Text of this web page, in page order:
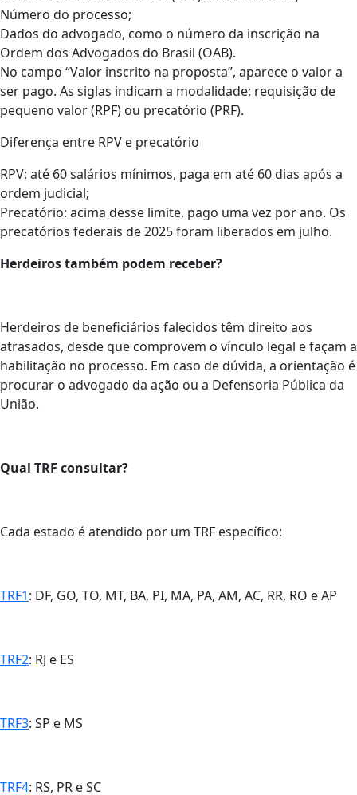
Número do processo;
Dados do advogado, como o número da inscrição na
Ordem dos Advogados do Brasil (OAB).
No campo “Valor inscrito na proposta”, aparece o valor a
ser pago. As siglas indicam a modalidade: requisição de
pequeno valor (RPF) ou precatório (PRF).
Diferença entre RPV e precatório
RPV: até 60 salários mínimos, paga em até 60 dias após a
ordem judicial;
Precatório: acima desse limite, pago uma vez por ano. Os
precatórios federais de 2025 foram liberados em julho.
Herdeiros também podem receber?
Herdeiros de beneficiários falecidos têm direito aos
atrasados, desde que comprovem o vínculo legal e façam a
habilitação no processo. Em caso de dúvida, a orientação é
procurar o advogado da ação ou a Defensoria Pública da
União.
Qual TRF consultar?
Cada estado é atendido por um TRF específico:
TRF1: DF, GO, TO, MT, BA, PI, MA, PA, AM, AC, RR, RO e AP
TRF2: RJ e ES
TRF3: SP e MS
TRF4: RS, PR e SC